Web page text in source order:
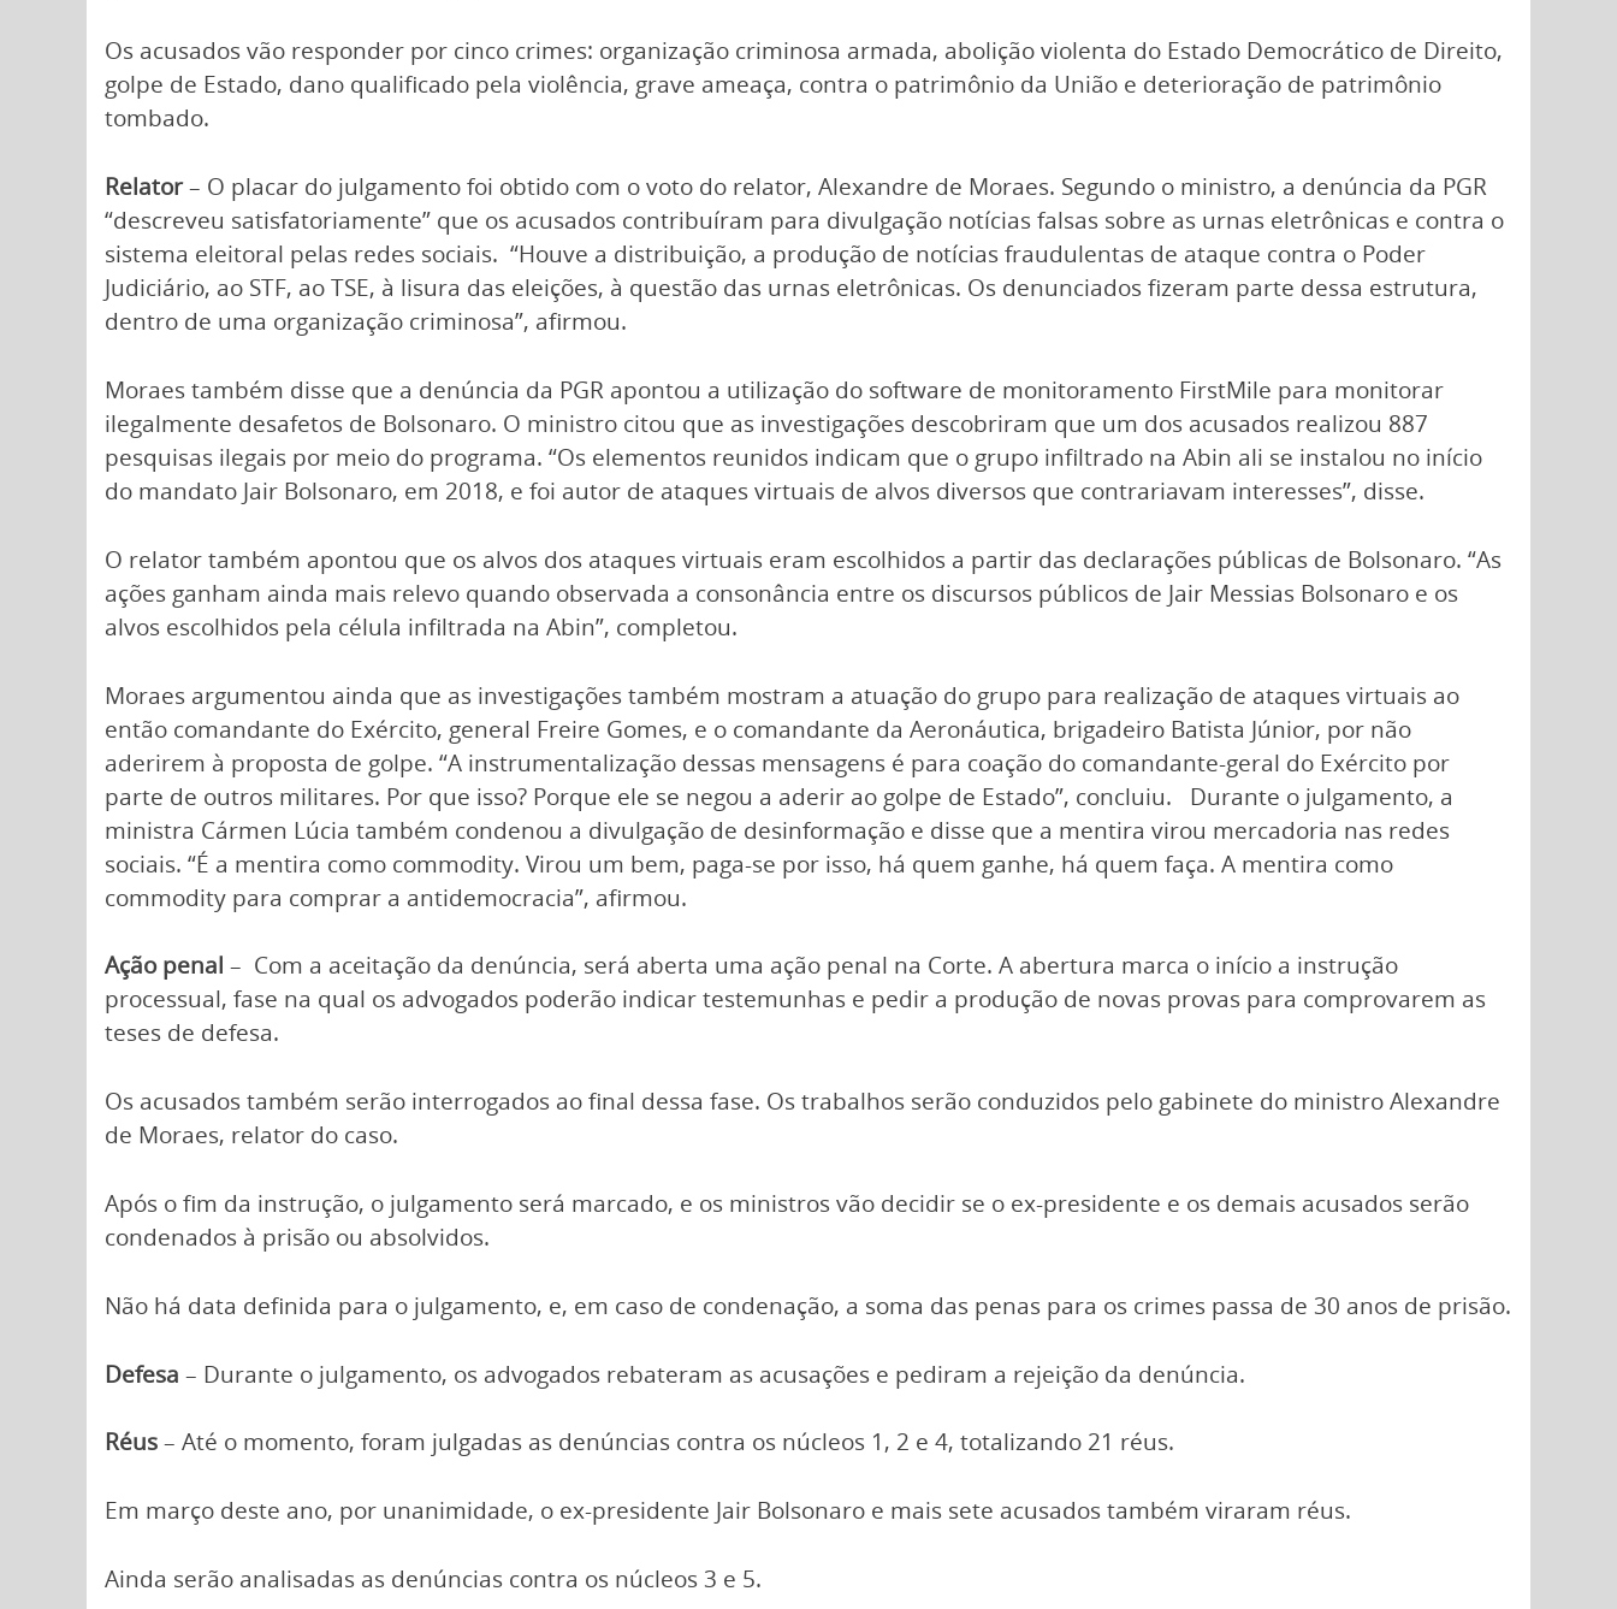
Os acusados vão responder por cinco crimes: organização criminosa armada, abolição violenta do Estado Democrático de Direito,
golpe de Estado, dano qualificado pela violência, grave ameaça, contra o patrimônio da União e deterioração de patrimônio
tombado.
Relator– O placar do julgamento foi obtido com o voto do relator, Alexandre de Moraes. Segundo o ministro, a denúncia da PGR
“descreveu satisfatoriamente” que os acusados contribuíram para divulgação notícias falsas sobre as urnas eletrônicas e contra o
sistema eleitoral pelas redes sociais. “Houve a distribuição, a produção de notícias fraudulentas de ataque contra o Poder
Judiciário, ao STF, ao TSE, à lisura das eleições, à questão das urnas eletrônicas. Os denunciados fizeram parte dessa estrutura,
dentro de uma organização criminosa”, afirmou.
Moraes também disse que a denúncia da PGR apontou a utilização do software de monitoramento FirstMile para monitorar
ilegalmente desafetos de Bolsonaro. O ministro citou que as investigações descobriram que um dos acusados realizou 887
pesquisas ilegais por meio do programa. “Os elementos reunidos indicam que o grupo infiltrado na Abin ali se instalou no início
do mandato Jair Bolsonaro, em 2018, e foi autor de ataques virtuais de alvos diversos que contrariavam interesses”, disse.
O relator também apontou que os alvos dos ataques virtuais eram escolhidos a partir das declarações públicas de Bolsonaro. “As
ações ganham ainda mais relevo quando observada a consonância entre os discursos públicos de Jair Messias Bolsonaro e os
alvos escolhidos pela célula infiltrada na Abin”, completou.
Moraes argumentou ainda que as investigações também mostram a atuação do grupo para realização de ataques virtuais ao
então comandante do Exército, general Freire Gomes, e o comandante da Aeronáutica, brigadeiro Batista Júnior, por não
aderirem à proposta de golpe. “A instrumentalização dessas mensagens é para coação do comandante-geral do Exército por
parte de outros militares. Por que isso? Porque ele se negou a aderir ao golpe de Estado”, concluiu. Durante o julgamento, a
ministra Cármen Lúcia também condenou a divulgação de desinformação e disse que a mentira virou mercadoria nas redes
sociais. “É a mentira como commodity. Virou um bem, paga-se por isso, há quem ganhe, há quem faça. A mentira como
commodity para comprar a antidemocracia”, afirmou.
Ação penal – Com a aceitação da denúncia, será aberta uma ação penal na Corte. A abertura marca o início a instrução
processual, fase na qual os advogados poderão indicar testemunhas e pedir a produção de novas provas para comprovarem as
teses de defesa.
Os acusados também serão interrogados ao final dessa fase. Os trabalhos serão conduzidos pelo gabinete do ministro Alexandre
de Moraes, relator do caso.
Após o fim da instrução, o julgamento será marcado, e os ministros vão decidir se o ex-presidente e os demais acusados serão
condenados à prisão ou absolvidos.
Não há data definida para o julgamento, e, em caso de condenação, a soma das penas para os crimes passa de 30 anos de prisão.
Defesa – Durante o julgamento, os advogados rebateram as acusações e pediram a rejeição da denúncia.
Réus– Até o momento, foram julgadas as denúncias contra os núcleos 1, 2 e 4, totalizando 21 réus.
Em março deste ano, por unanimidade, o ex-presidente Jair Bolsonaro e mais sete acusados também viraram réus.
Ainda serão analisadas as denúncias contra os núcleos 3 e 5.